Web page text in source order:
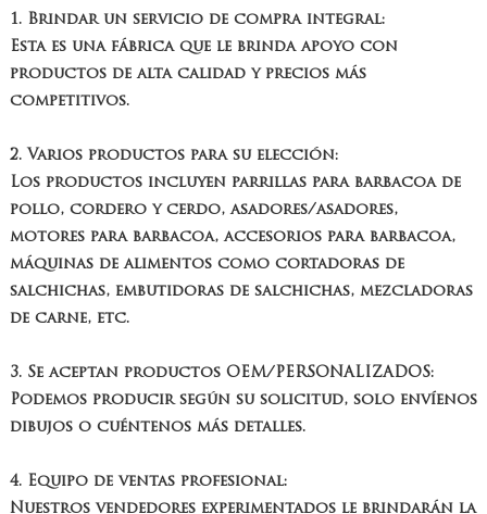
1. Brindar un servicio de compra integral:
Esta es una fábrica que le brinda apoyo con
productos de alta calidad y precios más
competitivos.
2. Varios productos para su elección:
Los productos incluyen parrillas para barbacoa de
pollo, cordero y cerdo, asadores/asadores,
motores para barbacoa, accesorios para barbacoa,
máquinas de alimentos como cortadoras de
salchichas, embutidoras de salchichas, mezcladoras
de carne, etc.
3. Se aceptan productos OEM/PERSONALIZADOS:
Podemos producir según su solicitud, solo envíenos
dibujos o cuéntenos más detalles.
4. Equipo de ventas profesional:
Nuestros vendedores experimentados le brindarán la